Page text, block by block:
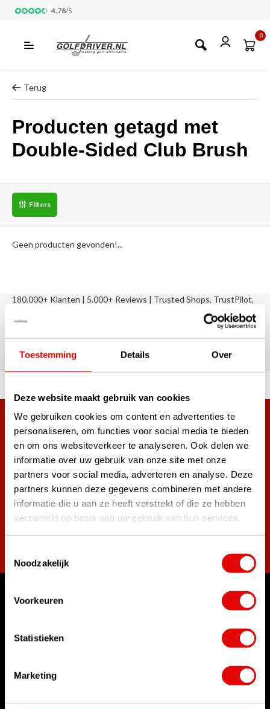
Toestemming Details Over
Deze website maakt gebruik van cookies
We gebruiken cookies om content en advertenties te
personaliseren, om functies voor social media te bieden
en om ons websiteverkeer te analyseren. Ook delen we
informatie over uw gebruik van onze site met onze
partners voor social media, adverteren en analyse. Deze
partners kunnen deze gegevens combineren met andere
informatie die u aan ze heeft verstrekt of die ze hebben
verzameld op basis van uw gebruik van hun services.
Noodzakelijk
Voorkeuren
Statistieken
Marketing
4.78/5
0
Terug
Producten getagd met
Double-Sided Club Brush
Filters
Geen producten gevonden!...
180.000+ Klanten | 5.000+ Reviews | Trusted Shops, TrustPilot,
Reviews: Onze klanten aan het
woord
Meer dan 38.000 klanten hebben zich al
aangemeld.
Word ook lid van de nieuwsbrief en mis nooit meer de beste
golf aanbiedingen!
Waar kunnen we u mee helpen?
Bel ons gerust
Chat met ons